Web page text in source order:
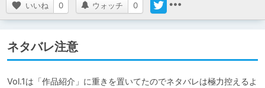
いいね 0 ウォッチ 0
ネタバレ注意
Vol.1は「作品紹介」に重きを置いてたのでネタバレは極力控えるよ